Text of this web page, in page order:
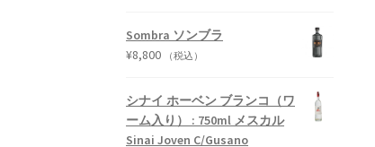
Sombra ソンブラ
¥8,800 （税込）
シナイ ホーベン ブランコ（ワ
ーム入り） : 750ml メスカル
Sinai Joven C/Gusano